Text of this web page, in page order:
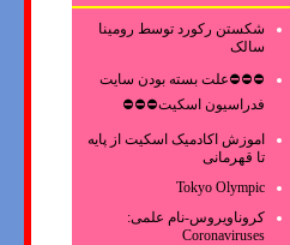
شکستن رکورد توسط رومینا
سالک
⛔⛔⛔علت بسته بودن سایت
فدراسیون اسکیت⛔⛔⛔
اموزش اکادمیک اسکیت از پایه
تا قهرمانی
Tokyo Olympic
کروناویروس‌-نام علمی:
Coronaviruses